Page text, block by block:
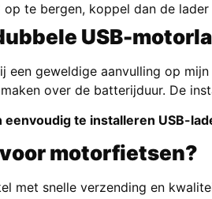
te bergen, koppel dan de
USB-
een geweldige aanvulling op
over de batterijduur. De
te installeren USB-
voor motorfietsen?
met snelle verzending en